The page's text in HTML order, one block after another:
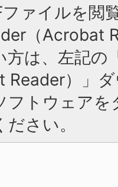
ファイルを閲
（Acrobat
方は、左記の
Reader）」
フトウェア
さい。